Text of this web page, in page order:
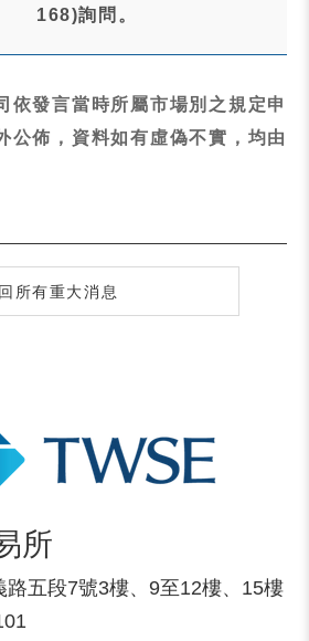
168)詢問。
依發言當時所屬市場別之規定申
公佈，資料如有虛偽不實，均由
所有重大消息
所
路五段7號3樓、9至12樓、15樓